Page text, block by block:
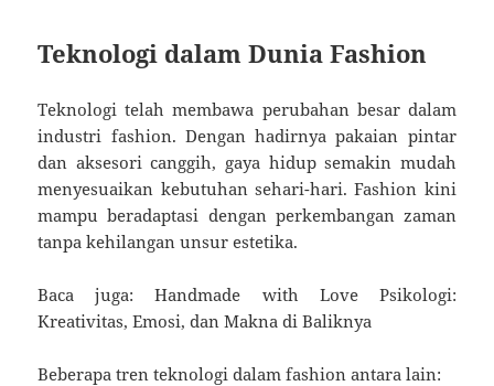
Teknologi dalam Dunia Fashion
Teknologi telah membawa perubahan besar dalam
industri fashion. Dengan hadirnya pakaian pintar
dan aksesori canggih, gaya hidup semakin mudah
menyesuaikan kebutuhan sehari-hari. Fashion kini
mampu beradaptasi dengan perkembangan zaman
tanpa kehilangan unsur estetika.
Baca juga: Handmade with Love Psikologi:
Kreativitas, Emosi, dan Makna di Baliknya
Beberapa tren teknologi dalam fashion antara lain: